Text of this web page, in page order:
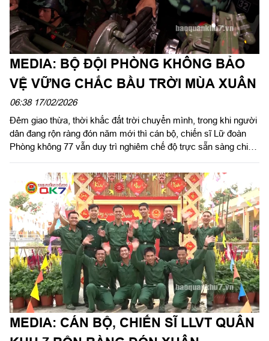
MEDIA: BỘ ĐỘI PHÒNG KHÔNG BẢO
VỆ VỮNG CHẮC BẦU TRỜI MÙA XUÂN
06:38 17/02/2026
Đêm giao thừa, thời khắc đất trời chuyển mình, trong khi người
dân đang rộn ràng đón năm mới thì cán bộ, chiến sĩ Lữ đoàn
Phòng không 77 vẫn duy trì nghiêm chế độ trực sẵn sàng chiến
trong mọi tình huống, không để bị động bất ngờ, bảo vệ vững
chắc bầu trời Thành phố mang tên Bác, để Nhân dân vui xuân,
đón Tết an toàn.
MEDIA: CÁN BỘ, CHIẾN SĨ LLVT QUÂN